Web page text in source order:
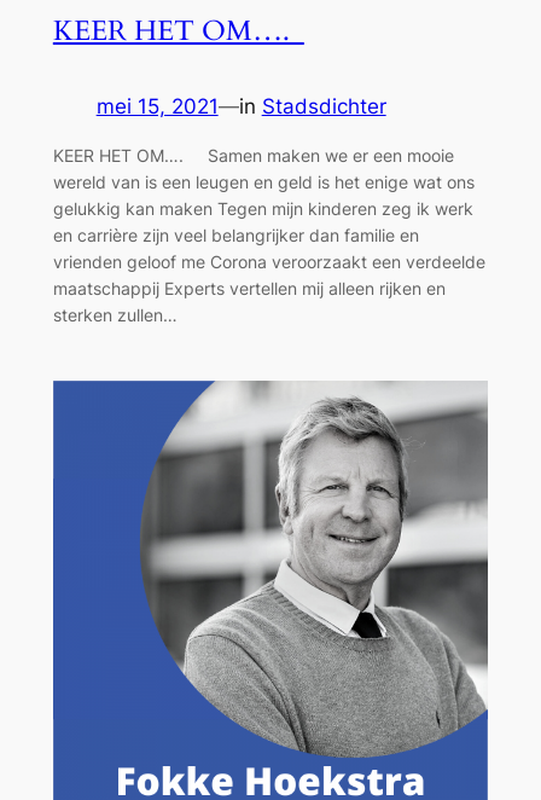
KEER HET OM….
mei 15, 2021—in Stadsdichter
KEER HET OM…. Samen maken we er een mooie
wereld van is een leugen en geld is het enige wat ons
gelukkig kan maken Tegen mijn kinderen zeg ik werk
en carrière zijn veel belangrijker dan familie en
vrienden geloof me Corona veroorzaakt een verdeelde
maatschappij Experts vertellen mij alleen rijken en
sterken zullen…